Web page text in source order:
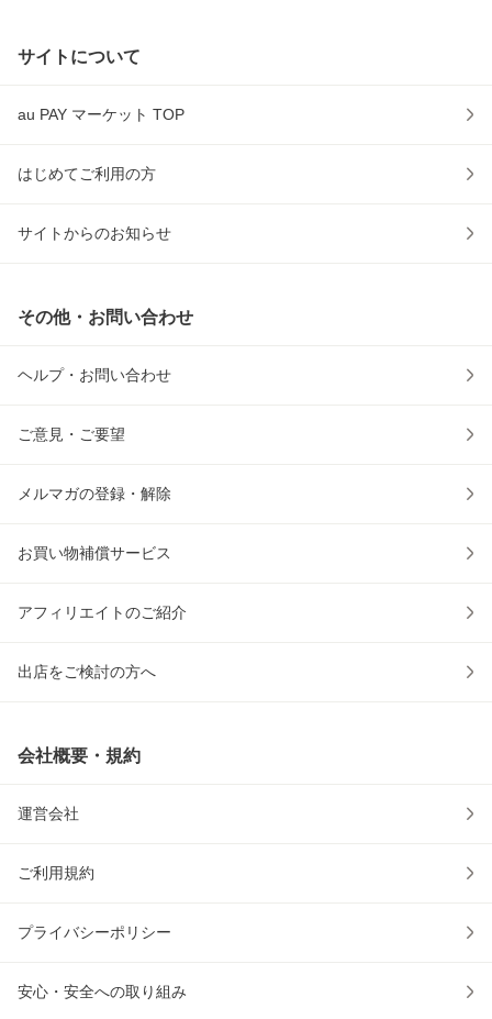
サイトについて
au PAY マーケット TOP
はじめてご利用の方
サイトからのお知らせ
その他・お問い合わせ
ヘルプ・お問い合わせ
ご意見・ご要望
メルマガの登録・解除
お買い物補償サービス
アフィリエイトのご紹介
出店をご検討の方へ
会社概要・規約
運営会社
ご利用規約
プライバシーポリシー
安心・安全への取り組み